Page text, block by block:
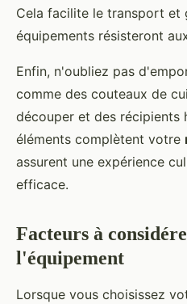
Cela facilite le transport et
équipements résisteront
Enfin, n'oubliez pas
comme des couteaux de
découper et des récipients
éléments complètent votre
assurent une expérience
efficace.
Facteurs à
l'équipement
Lorsque vous choisissez